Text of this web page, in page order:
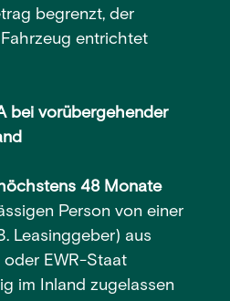
begrenzt, der
entrichtet
bei vorübergehender
48 Monate
Person von einer
Leasinggeber) aus
oder EWR-Staat
im Inland zugelassen